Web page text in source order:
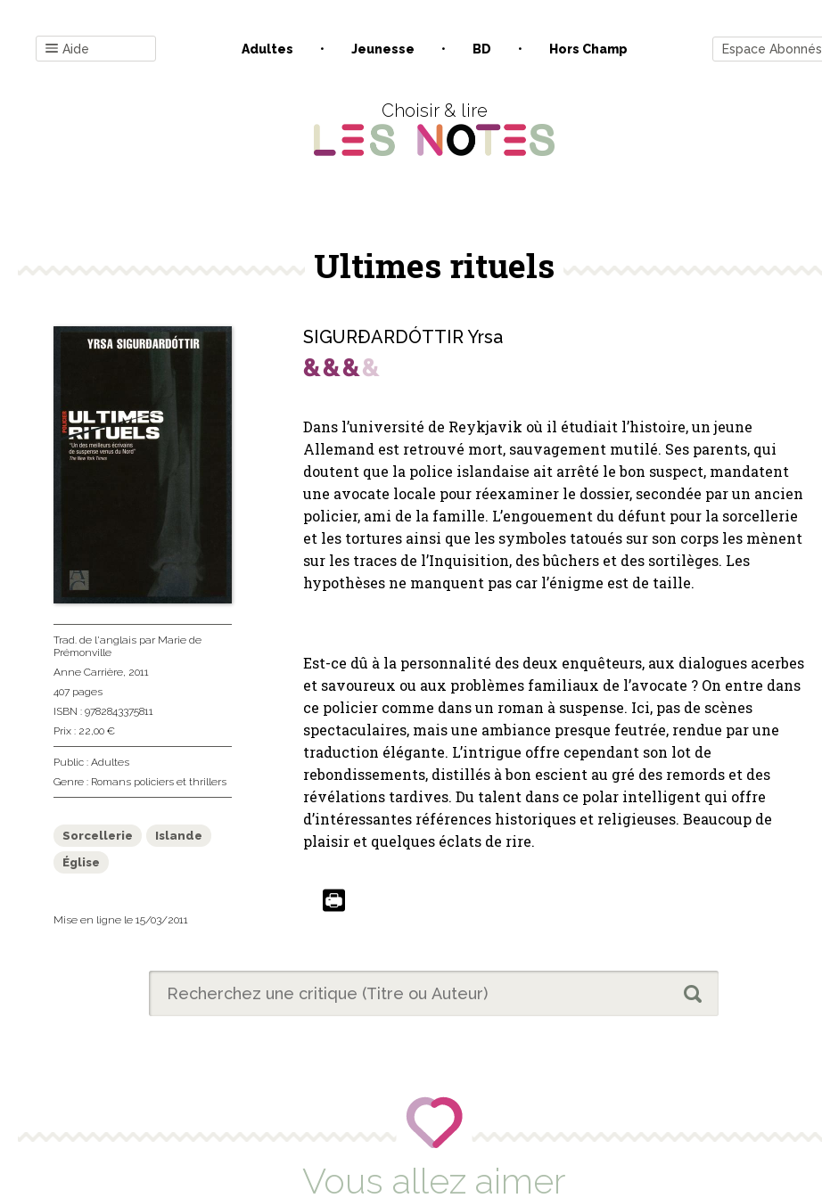
Aide Adultes Jeunesse BD Hors Champ Espace Abonnés
Choisir & lire
Ultimes rituels
SIGURÐARDÓTTIR Yrsa
Dans l’université de Reykjavik où il étudiait l’histoire, un jeune
Allemand est retrouvé mort, sauvagement mutilé. Ses parents, qui
doutent que la police islandaise ait arrêté le bon suspect, mandatent
une avocate locale pour réexaminer le dossier, secondée par un ancien
policier, ami de la famille. L’engouement du défunt pour la sorcellerie
et les tortures ainsi que les symboles tatoués sur son corps les mènent
sur les traces de l’Inquisition, des bûchers et des sortilèges. Les
hypothèses ne manquent pas car l’énigme est de taille.
Est-ce dû à la personnalité des deux enquêteurs, aux dialogues acerbes
et savoureux ou aux problèmes familiaux de l’avocate ? On entre dans
ce policier comme dans un roman à suspense. Ici, pas de scènes
spectaculaires, mais une ambiance presque feutrée, rendue par une
traduction élégante. L’intrigue offre cependant son lot de
rebondissements, distillés à bon escient au gré des remords et des
révélations tardives. Du talent dans ce polar intelligent qui offre
d’intéressantes références historiques et religieuses. Beaucoup de
plaisir et quelques éclats de rire.
Trad. de l'anglais par Marie de
Prémonville
Anne Carrière, 2011
407 pages
ISBN : 9782843375811
Prix : 22,00 €
Public : Adultes
Genre : Romans policiers et thrillers
Sorcellerie
Islande
Église
Mise en ligne le 15/03/2011
Vous allez aimer